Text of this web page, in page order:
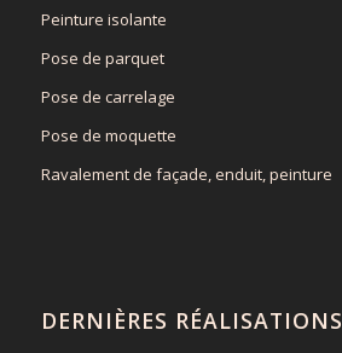
Peinture isolante
Pose de parquet
Pose de carrelage
Pose de moquette
Ravalement de façade, enduit, peinture
DERNIÈRES RÉALISATIONS